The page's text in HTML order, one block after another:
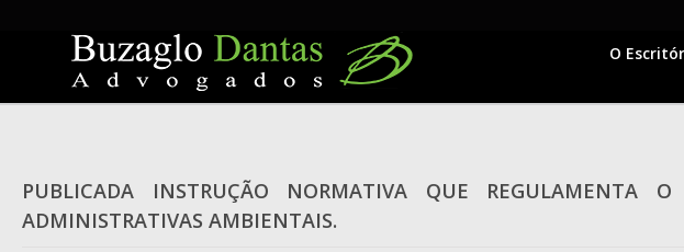
O
PUBLICADA INSTRUÇÃO NORMATIVA QUE REGULAMENTA
ADMINISTRATIVAS AMBIENTAIS.